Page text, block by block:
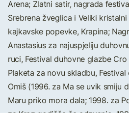
Arena; Zlatni satir, nagrada
Srebrena žveglica i Veliki
kajkavske popevke, Krapina;
Anastasius za najuspjeliju
ruci, Festival duhovne glazbe
Plaketa za novu skladbu,
Omiš (1996. za Ma se uvik smiju
Maru priko mora dala; 1998. za